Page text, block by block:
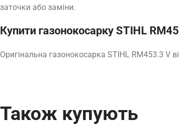
заточки або заміни.
Купити газонокосарку STIHL
Оригінальна газонокосарка STIHL RM453.3 V
Також купують